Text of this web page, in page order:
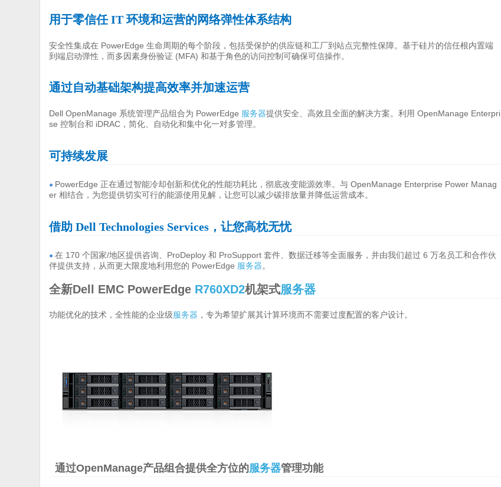
用于零信任 IT 环境和运营的网络弹性体系结构
安全性集成在 PowerEdge 生命周期的每个阶段，包括受保护的供应链和工厂到站点完整性保障。基于硅片的信任根内置端
到端启动弹性，而多因素身份验证 (MFA) 和基于角色的访问控制可确保可信操作。
通过自动基础架构提高效率并加速运营
Dell OpenManage 系统管理产品组合为 PowerEdge 服务器提供安全、高效且全面的解决方案。利用 OpenManage Enterpri
se 控制台和 iDRAC，简化、自动化和集中化一对多管理。
可持续发展
● PowerEdge 正在通过智能冷却创新和优化的性能功耗比，彻底改变能源效率。与 OpenManage Enterprise Power Manag
er 相结合，为您提供切实可行的能源使用见解，让您可以减少碳排放量并降低运营成本。
借助 Dell Technologies Services，让您高枕无忧
●在 170 个国家/地区提供咨询、ProDeploy 和 ProSupport 套件、数据迁移等全面服务，并由我们超过 6 万名员工和合作伙
伴提供支持，从而更大限度地利用您的 PowerEdge 服务器。
全新Dell EMC PowerEdge R760XD2机架式服务器
功能优化的技术，全性能的企业级服务器 ，专为希望扩展其计算环境而不需要过度配置的客户设计。
通过OpenManage产品组合提供全方位的服务器管理功能